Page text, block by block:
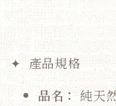
✦產品規格
品名： 純天